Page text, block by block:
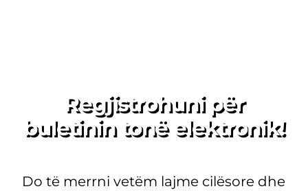
Regjistrohuni për
buletinin tonë elektronik!
Do të merrni vetëm lajme cilësore dhe